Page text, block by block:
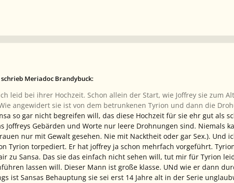
schrieb Meriadoc Brandybuck:
leid bei ihrer Hochzeit. Schon allein der Start, wie Joffrey sie zum
angewidert sie ist von dem betrunkenen Tyrion und dann die
so gar nicht begreifen will, das diese Hochzeit für sie ehr gut als
Joffreys Gebärden und Worte nur leere Drohnungen sind. Niemals
nur mit Gewalt gesehen. Nie mit Nacktheit oder gar Sex.). Und
Tyrion torpediert. Er hat joffrey ja schon mehrfach vorgeführt.
zu Sansa. Das sie das einfach nicht sehen will, tut mir für Tyrion
lassen will. Dieser Mann ist große klasse. UNd wie er dann
ist Sansas Behauptung sie sei erst 14 Jahre alt in der Serie